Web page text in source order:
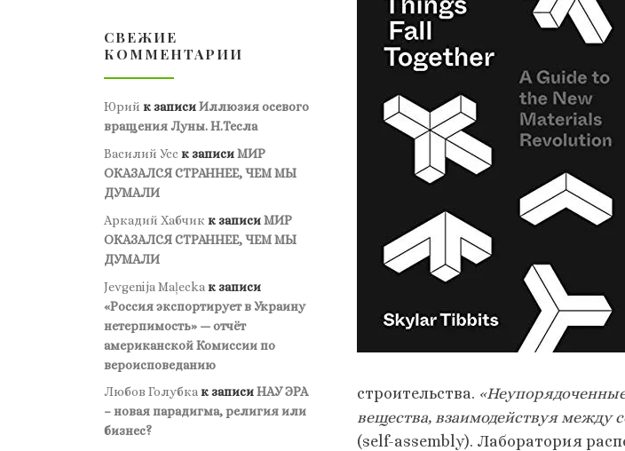
строительства.
вещества, взаимодействуя между
(self-assembly). Лаборатория
СВЕЖИЕ
КОММЕНТАРИИ
Юрий к записиИллюзия осевого
вращения Луны. Н.Тесла
Василий Усс к записиМИР
ОКАЗАЛСЯ СТРАННЕЕ, ЧЕМ МЫ
ДУМАЛИ
Аркадий Хабчик к записиМИР
ОКАЗАЛСЯ СТРАННЕЕ, ЧЕМ МЫ
ДУМАЛИ
Jevgenija Maļecka к записи
«Россия экспортирует в Украину
нетерпимость» — отчёт
американской Комиссии по
вероисповеданию
Любов Голубкак записиНАУ ЭРА
– новая парадигма, религия или
бизнес?